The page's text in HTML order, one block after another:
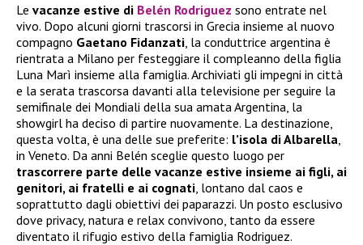
Le vacanze estive di Belén Rodriguez sono entrate nel
vivo. Dopo alcuni giorni trascorsi in Grecia insieme al nuovo
compagno Gaetano Fidanzati , la conduttrice argentina è
rientrata a Milano per festeggiare il compleanno della figlia
Luna Marì insieme alla famiglia. Archiviati gli impegni in città
e la serata trascorsa davanti alla televisione per seguire la
semifinale dei Mondiali della sua amata Argentina, la
showgirl ha deciso di partire nuovamente. La destinazione,
questa volta, è una delle sue preferite: l’isola di Albarella
in Veneto. Da anni Belén sceglie questo luogo per
trascorrere parte delle vacanze estive insieme ai figli, ai
genitori, ai fratelli e ai cognati , lontano dal caos e
soprattutto dagli obiettivi dei paparazzi. Un posto esclusivo
dove privacy, natura e relax convivono, tanto da essere
diventato il rifugio estivo della famiglia Rodriguez.